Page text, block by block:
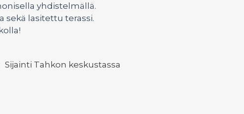
yhdistelmällä.
sekä lasitettu terassi.
Sijainti Tahkon keskustassa